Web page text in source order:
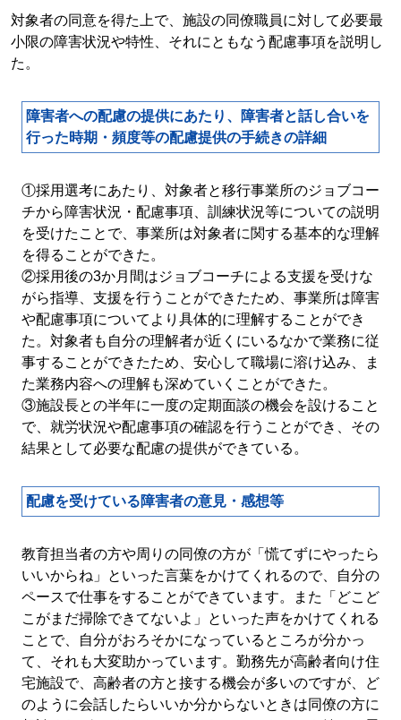
対象者の同意を得た上で、施設の同僚職員に対して必要最
小限の障害状況や特性、それにともなう配慮事項を説明し
た。
障害者への配慮の提供にあたり、障害者と話し合いを
行った時期・頻度等の配慮提供の手続きの詳細
①採用選考にあたり、対象者と移行事業所のジョブコー
チから障害状況・配慮事項、訓練状況等についての説明
を受けたことで、事業所は対象者に関する基本的な理解
を得ることができた。
②採用後の3か月間はジョブコーチによる支援を受けな
がら指導、支援を行うことができたため、事業所は障害
や配慮事項についてより具体的に理解することができ
た。対象者も自分の理解者が近くにいるなかで業務に従
事することができたため、安心して職場に溶け込み、ま
た業務内容への理解も深めていくことができた。
③施設長との半年に一度の定期面談の機会を設けること
で、就労状況や配慮事項の確認を行うことができ、その
結果として必要な配慮の提供ができている。
配慮を受けている障害者の意見・感想等
教育担当者の方や周りの同僚の方が「慌てずにやったら
いいからね」といった言葉をかけてくれるので、自分の
ペースで仕事をすることができています。また「どこど
こがまだ掃除できてないよ」といった声をかけてくれる
ことで、自分がおろそかになっているところが分かっ
て、それも大変助かっています。勤務先が高齢者向け住
宅施設で、高齢者の方と接する機会が多いのですが、ど
のように会話したらいいか分からないときは同僚の方に